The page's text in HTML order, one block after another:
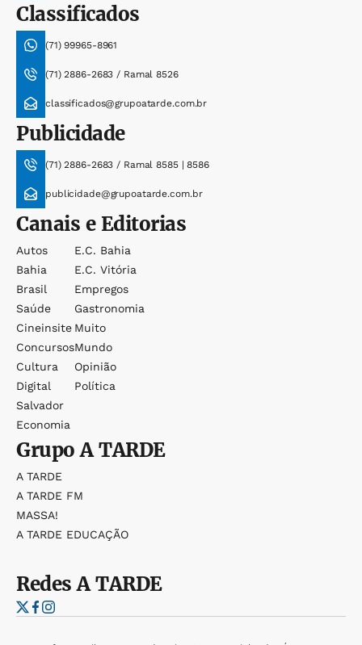
Classificados
(71) 99965-8961
(71) 2886-2683 / Ramal 8526
classificados@grupoatarde.com.br
Publicidade
(71) 2886-2683 / Ramal 8585 | 8586
publicidade@grupoatarde.com.br
Canais e Editorias
Autos
Bahia
Brasil
Saúde
Cineinsite
Concursos
Cultura
Digital
Salvador
Economia
E.c. Bahia
E.c. Vitória
Empregos
Gastronomia
Muito
Mundo
Opinião
Política
GrupoA TARDE
A TARDE
A TARDE FM
MASSA!
A TARDE EDUCAÇÃO
RedesA TARDE